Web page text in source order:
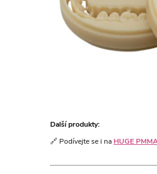
Další produkty:
🔗 Podívejte se i na HUGE